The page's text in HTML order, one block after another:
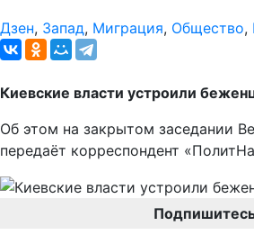
Дзен, Запад, Миграция, Общество,
Киевские власти устроили
Об этом на закрытом заседании
передаёт корреспондент